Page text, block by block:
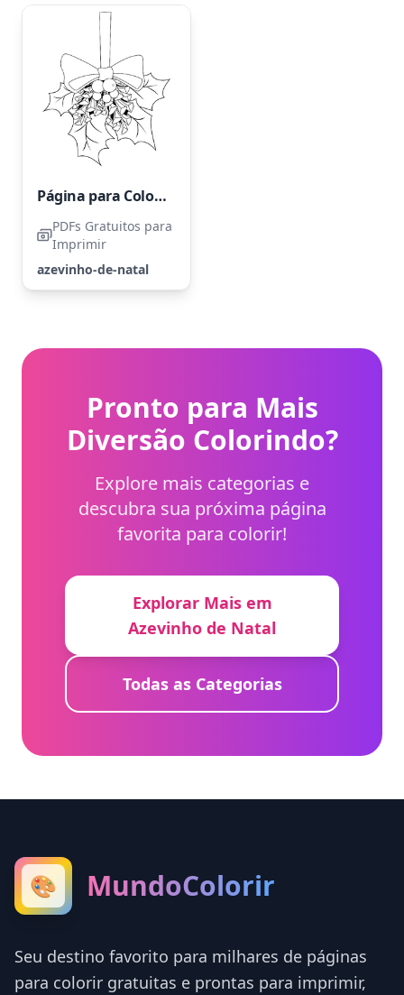
Página para Colorir de Azevinho de Natal para Imprimir
PDFs Gratuitos para
Imprimir
azevinho-de-natal
Pronto para Mais
Diversão Colorindo?
Explore mais categorias e
descubra sua próxima página
favorita para colorir!
Explorar Mais em
Azevinho de Natal
Todas as Categorias
🎨 MundoColorir
Seu destino favorito para milhares de páginas
para colorir gratuitas e prontas para imprimir,